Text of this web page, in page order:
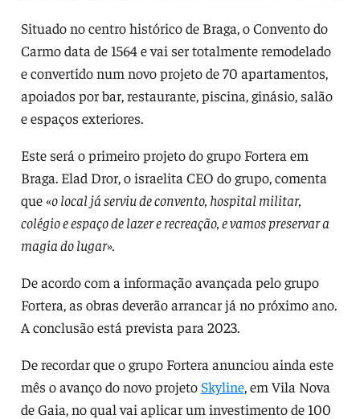
Situado no centro histórico de Braga, o Convento do
Carmo data de 1564 e vai ser totalmente remodelado
e convertido num novo projeto de 70 apartamentos,
apoiados por bar, restaurante, piscina, ginásio, salão
e espaços exteriores.
Este será o primeiro projeto do grupo Fortera em
Braga. Elad Dror, o israelita CEO do grupo, comenta
que «o local já serviu de convento, hospital militar,
colégio e espaço de lazer e recreação, e vamos preservar a
magia do lugar».
De acordo com a informação avançada pelo grupo
Fortera, as obras deverão arrancar já no próximo ano.
A conclusão está prevista para 2023.
De recordar que o grupo Fortera anunciou ainda este
mês o avanço do novo projeto Skyline, em Vila Nova
de Gaia, no qual vai aplicar um investimento de 100